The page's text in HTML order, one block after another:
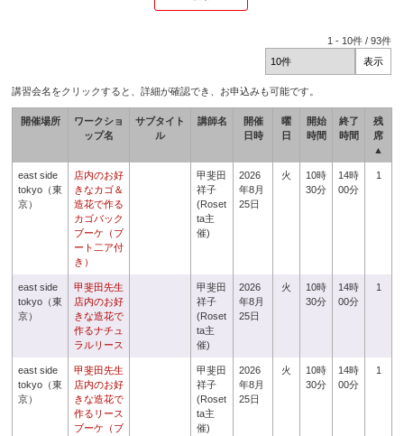
1 - 10件 /93件
講習会名をクリックすると、詳細が確認でき、お申込みも可能です。
開催場所
ワークショ
ップ名
サブタイト
ル
講師名
開催
日時
曜
日
開始
時間
終了
時間
残
席
▲
east side
tokyo（東
京）
店内のお好
きなカゴ＆
造花で作る
カゴバック
ブーケ（ブ
ート二ア付
き）
甲斐田
祥子
(Roset
ta主
催)
2026
年8月
25日
火
10時
30分
14時
00分
1
east side
tokyo（東
京）
甲斐田先生
店内のお好
きな造花で
作るナチュ
ラルリース
甲斐田
祥子
(Roset
ta主
催)
2026
年8月
25日
火
10時
30分
14時
00分
1
east side
tokyo（東
京）
甲斐田先生
店内のお好
きな造花で
作るリース
ブーケ（ブ
甲斐田
祥子
(Roset
ta主
催)
2026
年8月
25日
火
10時
30分
14時
00分
1